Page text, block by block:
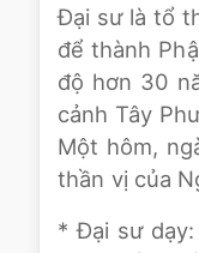
Đại sư là tổ
để thành
độ hơn 30
cảnh Tây
Một hôm,
thần vị của
* Đại sư